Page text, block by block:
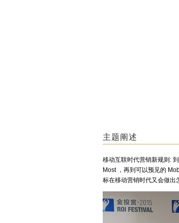
主题阐述
移动互联时代营销新规则:
Most ，再到可以预见的
标在移动营销时代又会做出